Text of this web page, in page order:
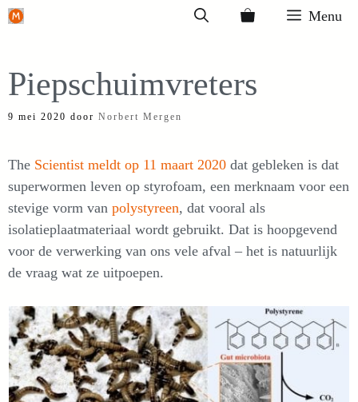
Ga
inhoud
Menu
Piepschuimvreters
9 mei 2020 door Norbert Mergen
The Scientist meldt op 11 maart 2020 dat gebleken is dat
superwormen leven op styrofoam, een merknaam voor een
stevige vorm van polystyreen, dat vooral als
isolatieplaatmateriaal wordt gebruikt. Dat is hoopgevend
voor de verwerking van ons vele afval – het is natuurlijk
de vraag wat ze uitpoepen.